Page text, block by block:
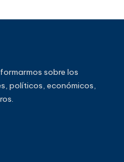
sobre los
políticos, económicos,